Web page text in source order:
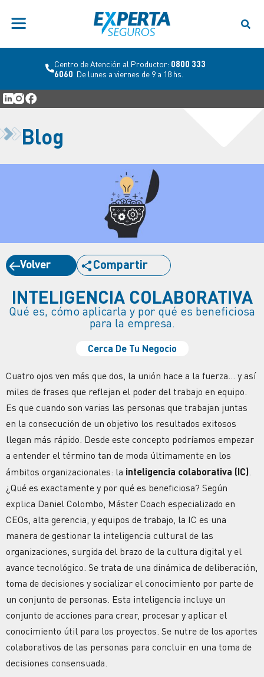
Centro de Atención al Productor: 0800 333
6060 . De lunes a viernes de 9 a 18 hs.
Blog
Volver Compartir
INTELIGENCIA COLABORATIVA
Qué es, cómo aplicarla y por qué es beneficiosa
para la empresa.
Cerca De Tu Negocio
Cuatro ojos ven más que dos, la unión hace a la fuerza… y así
miles de frases que reflejan el poder del trabajo en equipo.
Es que cuando son varias las personas que trabajan juntas
en la consecución de un objetivo los resultados exitosos
llegan más rápido. Desde este concepto podríamos empezar
a entender el término tan de moda últimamente en los
ámbitos organizacionales: la inteligencia colaborativa (IC).
¿Qué es exactamente y por qué es beneficiosa? Según
explica Daniel Colombo, Máster Coach especializado en
CEOs, alta gerencia, y equipos de trabajo, la IC es una
manera de gestionar la inteligencia cultural de las
organizaciones, surgida del brazo de la cultura digital y el
avance tecnológico. Se trata de una dinámica de deliberación,
toma de decisiones y socializar el conocimiento por parte de
un conjunto de personas. Esta inteligencia incluye un
conjunto de acciones para crear, procesar y aplicar el
conocimiento útil para los proyectos. Se nutre de los aportes
colaborativos de las personas para concluir en una toma de
decisiones consensuada.